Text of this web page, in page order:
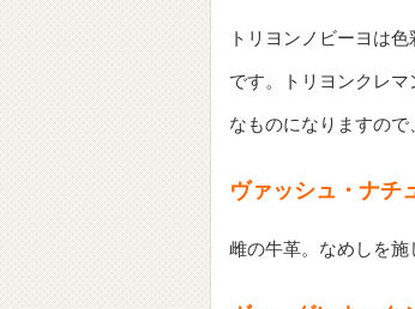
トリヨンノビーヨは
です。トリヨンクレ
なものになりますので
ヴァッシュ・ナチ
雌の牛革。なめしを施